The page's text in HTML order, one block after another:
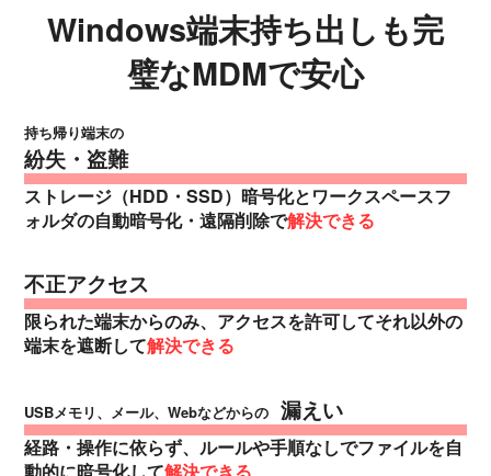
Windows端末持ち出しも完
璧なMDMで安心
持ち帰り端末の
紛失・盗難
ストレージ（HDD・SSD）暗号化とワークスペースフ
ォルダの自動暗号化・遠隔削除で解決できる
不正アクセス
限られた端末からのみ、アクセスを許可してそれ以外の
端末を遮断して解決できる
USBメモリ、メール、Webなどからの 漏えい
経路・操作に依らず、ルールや手順なしでファイルを自